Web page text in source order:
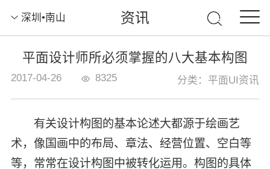
深圳•南山 资讯
平面设计师所必须掌握的八大基本构图
2017-04-26 8325 分类：平面UI资讯
有关设计构图的基本论述大都源于绘画艺
术，像国画中的布局、章法、经营位置、空白等
等，常常在设计构图中被转化运用。构图的具体